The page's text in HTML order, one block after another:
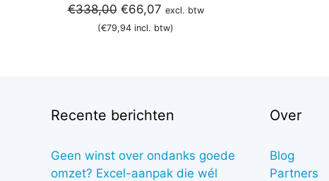
€338,00 Oorspronkelijke
prijs
€66,07Huidige
prijs
excl. btw
(€79,94 incl. btw)
Recente berichten
Geen winst over ondanks goede
omzet? Excel-aanpak die wél
Over
Blog
Partners